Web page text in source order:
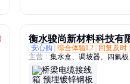
衡水骏尚新材料科技有
安心购
综合体验L2 回复及时
主营： 集水盒、调坡器、四氟
盒、滚动支座、卸落工具、滚
具、卸落支座、卸落支架、橡